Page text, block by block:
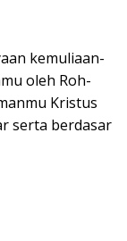
kemuliaan-
oleh Roh-
Kristus
serta berdasar